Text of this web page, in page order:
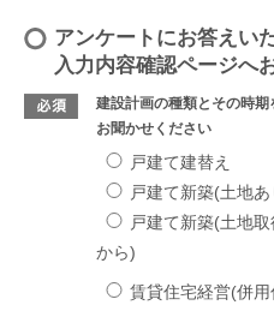
ャンペーンをご紹介します。
アンケートにお答えい
入力内容確認ページへ
建設計画の種類とその時期
お聞かせください
戸建て建替え
戸建て新築(土地あ
戸建て新築(土地取
から)
賃貸住宅経営(併用